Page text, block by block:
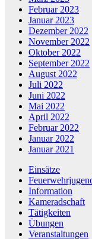
Februar 2023
Januar 2023
Dezember 2022
November 2022
Oktober 2022
September 2022
August 2022
Juli 2022
Juni 2022
Mai 2022
April 2022
Februar 2022
Januar 2022
Januar 2021
Einsätze
Information
Kameradschaft
Tätigkeiten
Übungen
Veranstaltungen